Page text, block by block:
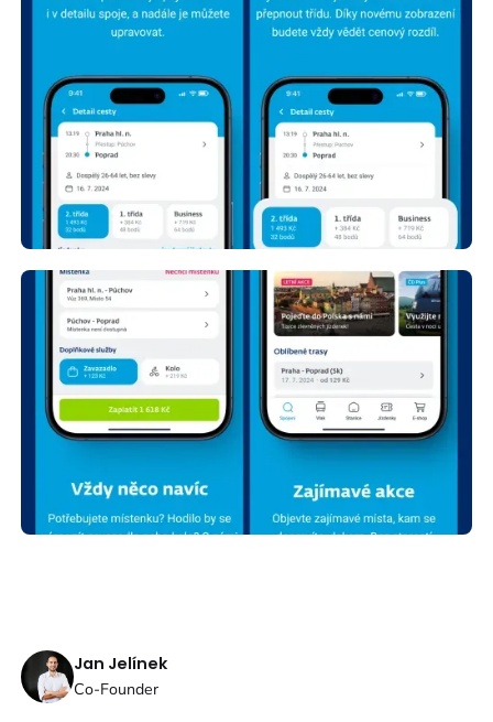
Jan Jelínek
Co-Founder